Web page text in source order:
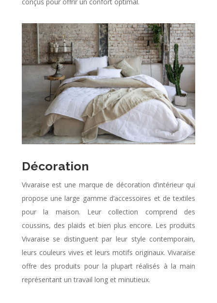
Décoration
Vivaraise est une marque de décoration d’intérieur qui
propose une large gamme d’accessoires et de textiles
pour la maison. Leur collection comprend des
coussins, des plaids et bien plus encore. Les produits
Vivaraise se distinguent par leur style contemporain,
leurs couleurs vives et leurs motifs originaux. Vivaraise
offre des produits pour la plupart réalisés à la main
représentant un travail long et minutieux.